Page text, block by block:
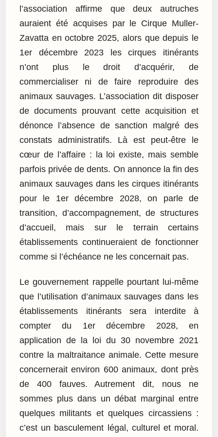
l’association affirme que deux autruches
auraient été acquises par le Cirque Muller-
Zavatta en octobre 2025, alors que depuis le
1er décembre 2023 les cirques itinérants
n’ont plus le droit d’acquérir, de
commercialiser ni de faire reproduire des
animaux sauvages. L’association dit disposer
de documents prouvant cette acquisition et
dénonce l’absence de sanction malgré des
constats administratifs. Là est peut-être le
cœur de l’affaire : la loi existe, mais semble
parfois privée de dents. On annonce la fin des
animaux sauvages dans les cirques itinérants
pour le 1er décembre 2028, on parle de
transition, d’accompagnement, de structures
d’accueil, mais sur le terrain certains
établissements continueraient de fonctionner
comme si l’échéance ne les concernait pas.
Le gouvernement rappelle pourtant lui-même
que l’utilisation d’animaux sauvages dans les
établissements itinérants sera interdite à
compter du 1er décembre 2028, en
application de la loi du 30 novembre 2021
contre la maltraitance animale. Cette mesure
concernerait environ 600 animaux, dont près
de 400 fauves. Autrement dit, nous ne
sommes plus dans un débat marginal entre
quelques militants et quelques circassiens :
c’est un basculement légal, culturel et moral.